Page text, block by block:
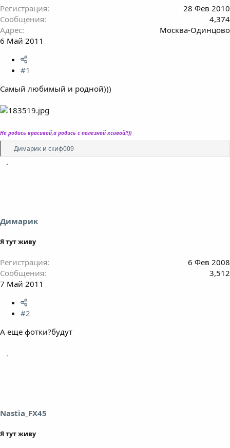
Регистрация
28 Фев 2010
Сообщения
4,374
Адрес
Москва-Одинцово
6 Май 2011
#1
Самый любимый и родной)))
Не родись красивой,а родись с полезной ксивой!!))
Р
е
Димарик и скиф009
Димарик
Я тут живу
Регистрация
6 Фев 2008
Сообщения
3,512
7 Май 2011
#2
А еще фотки?будут
Nastia_FX45
Я тут живу